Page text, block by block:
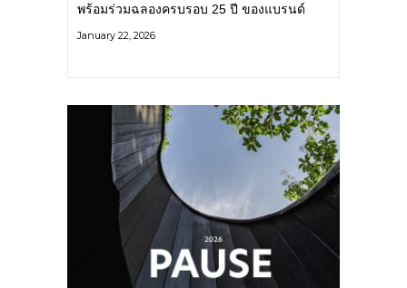
พร้อมร่วมฉลองครบรอบ 25 ปี ของแบรนด์
หมู่บ้านไทยซึ่งมีเอกลักษณ์งดงาม และเป็นต้น
January 22, 2026